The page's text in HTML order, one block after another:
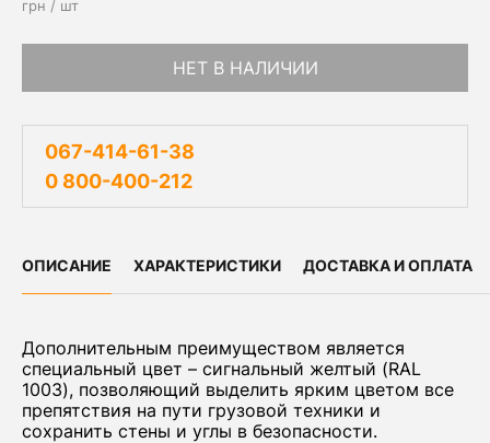
грн / шт
НЕТ В НАЛИЧИИ
067-414-61-38
0 800-400-212
ОПИСАНИЕ ХАРАКТЕРИСТИКИ ДОСТАВКА И ОПЛАТА
Дополнительным преимуществом является
специальный цвет – сигнальный желтый (RAL
1003), позволяющий выделить ярким цветом все
препятствия на пути грузовой техники и
сохранить стены и углы в безопасности.